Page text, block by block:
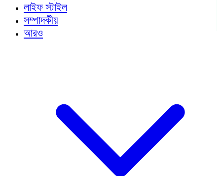
লাইফ স্টাইল
সম্পাদকীয়
আরও